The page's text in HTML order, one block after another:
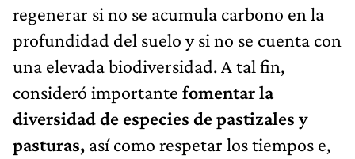
regenerar si no se acumula carbono en la
profundidad del suelo y si no se cuenta con
una elevada biodiversidad. A tal fin,
consideró importante fomentar la
diversidad de especies de pastizales y
pasturas, así como respetar los tiempos e,